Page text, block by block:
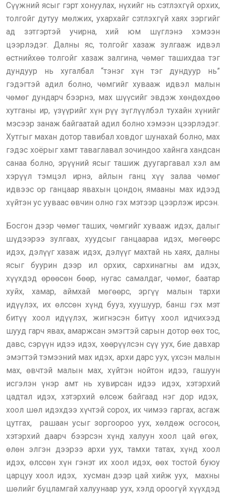
Сүүжний ясыг гэрт хонуулах, нүхийг нь сэтлэхгүй орхих,
толгойг дутуу мөлжих, ухархайг сэтлэхгүй хаях зэргийг
ад зэтгэртэй учирна, хий юм шүглэнэ хэмээн
цээрлэдэг. Далны яс, толгойг хазаж зулгааж идвэл
өстнийхөө толгойг хазаж залгина, чөмөг ташихдаа тэг
дундуур нь хугалбал “тэнэг хүн тэг дундуур нь”
гэдэгтэй адил болно, чөмгийг хувааж идвэл малын
чөмөг дундарч бээрнэ, мах шүүсийг эвдэж хөндөхдөө
хутганы ир, үзүүрийг хүн рүү зүглүүлбэл тухайн хүнийг
мэсээр занаж байгаатай адил болно хэмээн цээрлэдэг.
Хутгыг махан дотор тавибал ховдог шунахай болно, мах
гэдэс хоёрыг хамт таваглавал зочиндоо хайнга хандсан
санаа болно, эрүүний ясыг ташиж дуугаргавал хэл ам
хэрүүл тэмцэл ирнэ, айлын ганц хүү залаа чөмөг
идвээс ор ганцаар явахын цондон, ямааны мах идээд
хүйтэн ус ууваас өвчин олно гэх мэтээр цээрлэж ирсэн.
Босгон дээр чөмөг таших, чөмгийг хувааж идэх, далыг
шүдээрээ зулгаах, хуудсыг ганцаараа идэх, мөгөөрс
идэх, дэлүүг хазаж идэх, дэлүүг махтай нь хаях, далны
ясыг буурин дээр ил орхих, сархинагны ам идэх,
хүүхдэд өрөөсөн бөөр, нугас самалдаг, чөмөг, баатар
хуйх, хамар, аймхай мөгөөрс, эргүү малын тархи
идүүлэх, их өлссөн хүнд бууз, хуушуур, банш гэх мэт
битүү хоол идүүлэх, жигнэсэн битүү хоол идчихээд
шууд гарч явах, амаржсан эмэгтэй сарын дотор өөх тос,
давс, сэрүүн идээ идэх, хөөрүүлсэн сүү уух, бие давхар
эмэгтэй тэмээний мах идэх, архи дарс уух, үхсэн малын
мах, өвчтэй малын мах, хүйтэн нойтон идээ, гашуун
исгэлэн үнэр амт нь хувирсан идээ идэх, хэтэрхий
цадтал идэх, хэтэрхий өлсөж байгаад нэг дор идэх,
хоол шөл идэхдээ хүчтэй сорох, их чимээ гаргах, асгаж
цутгах, рашаан усыг зоргоороо уух, хөлдөж осгосон,
хэтэрхий даарч бээрсэн хүнд халуун хоол цай өгөх,
өлөн элгэн дээрээ архи уух, тамхи татах, хүнд хоол
идэх, өлссөн хүн гэнэт их хоол идэх, өөх тостой буюу
царцуу хоол идэх, хусман дээр цай хийж уух, махны
шөлийг буцламгай халуунаар уух, хэлд ороогүй хүүхдэд